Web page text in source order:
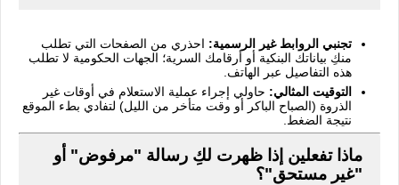
تجنبي الروابط غير الرسمية: احذري من الصفحات التي تطلب
منكِ بياناتك البنكية أو أرقامك السرية؛ الجهات الحكومية لا تطلب
هذه التفاصيل عبر الهاتف.
التوقيت المثالي: حاولي إجراء عملية الاستعلام في أوقات غير
الذروة (الصباح الباكر أو وقت متأخر من الليل) لتفادي بطء الموقع
نتيجة الضغط.
ماذا تفعلين إذا ظهرت لكِ رسالة "مرفوض" أو
"غير مستحق"؟